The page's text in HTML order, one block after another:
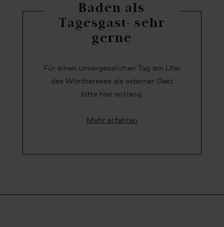
Baden als
Tagesgast- sehr
gerne
Für einen unvergesslichen Tag am Ufer
des Wörthersees als externer Gast
bitte hier entlang.
Mehr erfahren